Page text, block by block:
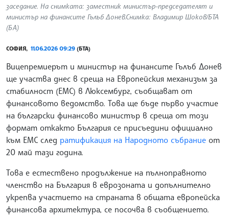
заседание. На снимката: заместник министър-председателят и
министър на финансите Гълъб Донев.Снимка: Владимир Шоков/БТА
(БА)
СОФИЯ, 11.06.2026 09:29 (БТА)
Вицепремиерът и министър на финансите Гълъб Донев
ще участва днес в среща на Европейския механизъм за
стабилност (ЕМС) в Люксембург, съобщават от
финансовото ведомство. Това ще бъде първо участие
на български финансово министър в среща от този
формат откакто България се присъедини официално
към ЕМС след ратификация на Народното събрание от
20 май тази година.
Това е естествено продължение на пълноправното
членство на България в еврозоната и допълнително
укрепва участието на страната в общата европейска
финансова архитектура, се посочва в съобщението.